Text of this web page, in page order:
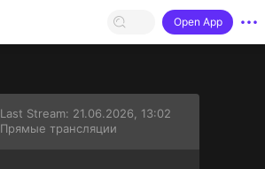
Open App
Last Stream: 21.06.2026, 13:02
Прямые трансляции